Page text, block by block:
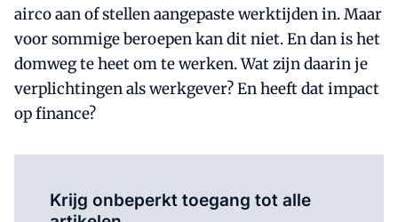
airco aan of stellen aangepaste werktijden in. Maar
voor sommige beroepen kan dit niet. En dan is het
domweg te heet om te werken. Wat zijn daarin je
verplichtingen als werkgever? En heeft dat impact
op finance?
Krijg onbeperkt toegang tot alle